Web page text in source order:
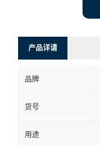
产品详请
品牌
货号
用途